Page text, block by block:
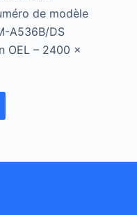
de modèle
A536B/DS
OEL – 2400 x